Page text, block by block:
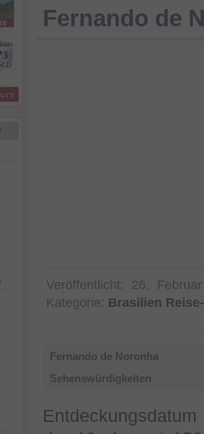
Fernando de
Veröffentlicht: 26.
Kategorie: Brasilien
Fernando de Noronha
Sehenswürdigkeiten
Entdeckungsdatum